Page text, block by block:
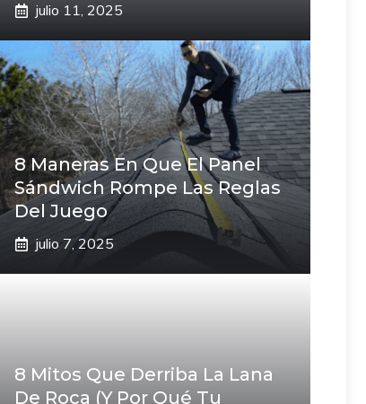
julio 11, 2025
8 Maneras En Que El Panel
Sándwich Rompe Las Reglas
Del Juego
julio 7, 2025
8 Mitos Que Derriba La Lana
De Roca (Y Por Qué Tu